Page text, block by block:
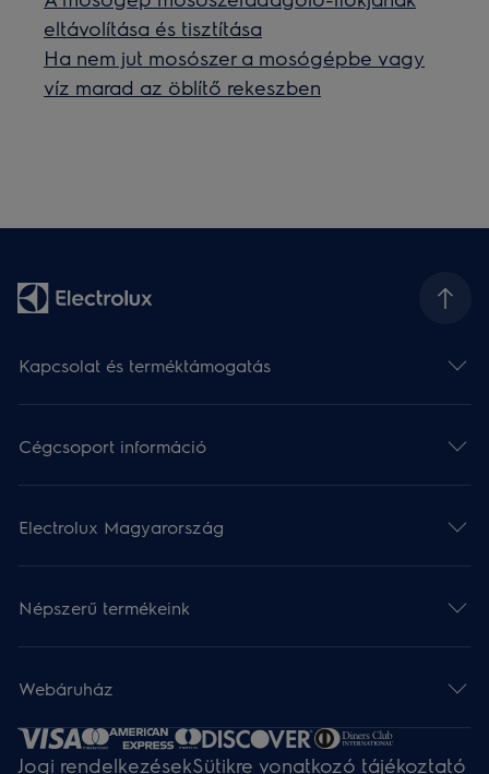
eltávolítása és tisztítása
Ha nem jut mosószer a mosógépbe vagy
víz marad az öblítő rekeszben
Kapcsolat és terméktámogatás
Cégcsoport információ
Electrolux Magyarország
Népszerű termékeink
Webáruház​
Jogi rendelkezésekSütikre vonatkozó tájékoztató